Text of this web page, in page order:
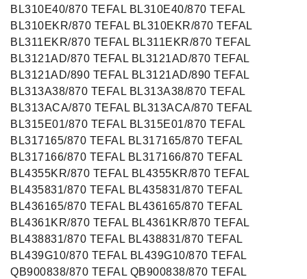
BL310E40/870 TEFAL BL310E40/870 TEFAL
BL310EKR/870 TEFAL BL310EKR/870 TEFAL
BL311EKR/870 TEFAL BL311EKR/870 TEFAL
BL3121AD/870 TEFAL BL3121AD/870 TEFAL
BL3121AD/890 TEFAL BL3121AD/890 TEFAL
BL313A38/870 TEFAL BL313A38/870 TEFAL
BL313ACA/870 TEFAL BL313ACA/870 TEFAL
BL315E01/870 TEFAL BL315E01/870 TEFAL
BL317165/870 TEFAL BL317165/870 TEFAL
BL317166/870 TEFAL BL317166/870 TEFAL
BL4355KR/870 TEFAL BL4355KR/870 TEFAL
BL435831/870 TEFAL BL435831/870 TEFAL
BL436165/870 TEFAL BL436165/870 TEFAL
BL4361KR/870 TEFAL BL4361KR/870 TEFAL
BL438831/870 TEFAL BL438831/870 TEFAL
BL439G10/870 TEFAL BL439G10/870 TEFAL
QB900838/870 TEFAL QB900838/870 TEFAL